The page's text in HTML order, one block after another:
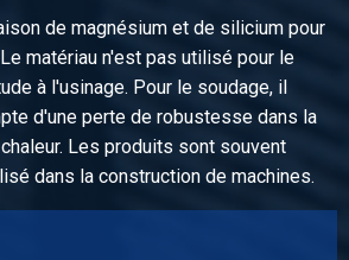
kg
6,612
de magnésium et de silicium pour
matériau n'est pas utilisé pour le
à l'usinage. Pour le soudage, il
d'une perte de robustesse dans la
Les produits sont souvent
dans la construction de machines.